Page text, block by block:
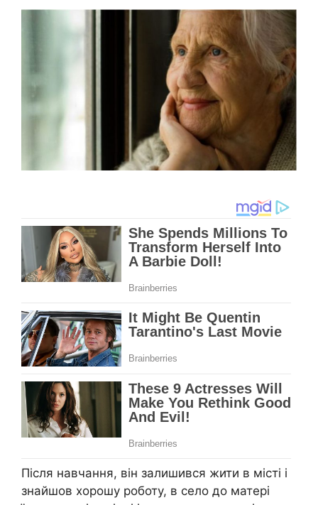
Після навчання, він залишився жити в місті і
знайшов хорошу роботу, в село до матері